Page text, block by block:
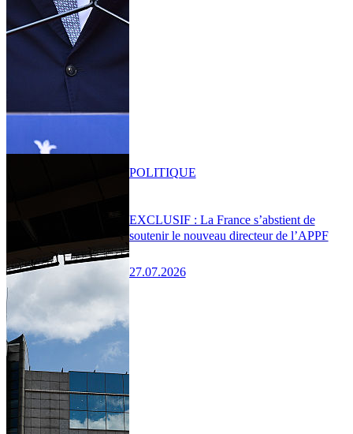
EXCLUSIF : La France s’abstient de
soutenir le nouveau directeur de l’APPF
27.07.2026
POLITIQUE